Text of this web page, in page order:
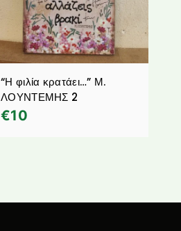
“Η φιλία κρατάει…” Μ.
ΛΟΥΝΤΕΜΗΣ 2
€10